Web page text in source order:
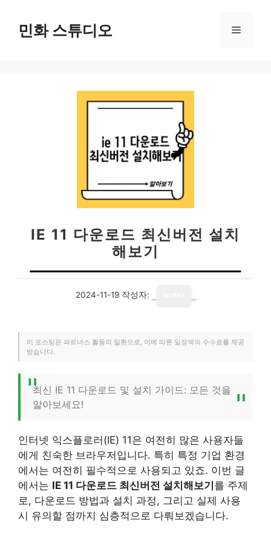
민화 스튜디오 메
IE 11 다운로드 최신버전 설치
해보기
2024-11-19 작성자:
이 포스팅은 파트너스 활동의 일환으로, 이에 따른 일정액의 수수료를 제공
받습니다.
최신 IE 11 다운로드 및 설치 가이드: 모든 것을
알아보세요!
인터넷 익스플로러(IE) 11은 여전히 많은 사용자들
에게 친숙한 브라우저입니다. 특히 특정 기업 환경
에서는 여전히 필수적으로 사용되고 있죠. 이번 글
에서는 IE 11 다운로드 최신버전 설치해보기 를 주제
로, 다운로드 방법과 설치 과정, 그리고 실제 사용
시 유의할 점까지 심층적으로 다뤄보겠습니다.